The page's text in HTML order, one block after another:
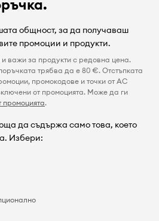
общност, за да получаваш
промоции и продукти.
важи за продукти с редовна цена.
трябва да е 80 €. Отстъпката
промокодове и точки от AC
от промоцията. Може да ги
промоцията.
да съдържа само това, което
Избери: